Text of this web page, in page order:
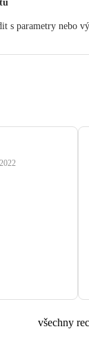
s parametry nebo
všechny